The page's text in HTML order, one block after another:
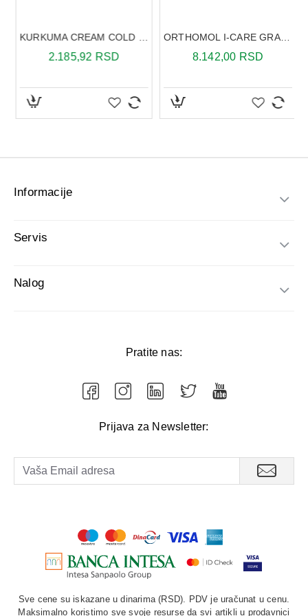
2.185,92 RSD
ORTHOMOL I-CARE GRANULE 30 KESICA
8.142,00 RSD
Informacije
Servis
Nalog
Pratite nas:
Prijava za Newsletter:
Sve cene su iskazane u dinarima (RSD). PDV je uračunat u cenu.
Maksimalno koristimo sve svoje resurse da svi artikli u prodavnici